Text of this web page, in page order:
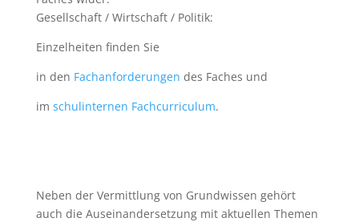
Gesellschaft / Wirtschaft / Politik:
Einzelheiten finden Sie
in den Fachanforderungen des Faches und
im schulinternen Fachcurriculum.
Neben der Vermittlung von Grundwissen gehört
auch die Auseinandersetzung mit aktuellen Themen